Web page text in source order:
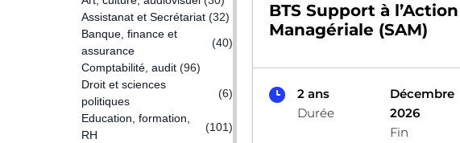
Assistanat et Secrétariat (32)
Banque, finance et
assurance
(40)
Comptabilité, audit (96)
Droit et sciences
politiques
(6)
Education, formation,
RH
(101)
BTS Support à l’Action
Managériale (SAM)
2 ans
Durée
Décembre
2026
Fin